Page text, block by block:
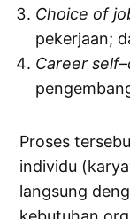
Choice of
pekerjaan;
Career self–
Proses
individu
langsung